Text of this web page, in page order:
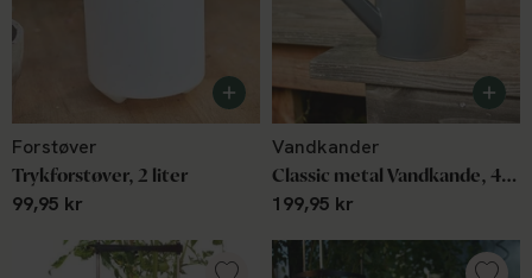
Forstøver
Trykforstøver, 2 liter
99,95 kr
Vandkander
Classic metal Vandkande, 4,5 L, Grå
199,95 kr